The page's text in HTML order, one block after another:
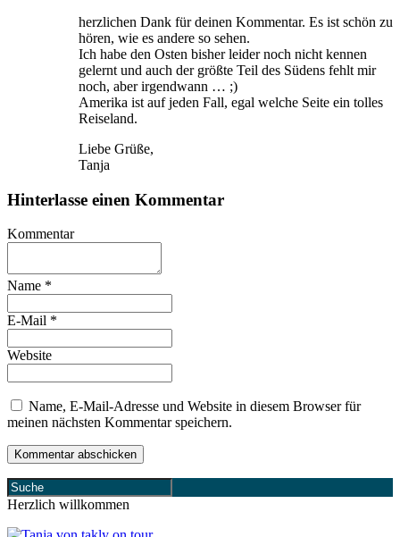
herzlichen Dank für deinen Kommentar. Es ist schön zu
hören, wie es andere so sehen.
Ich habe den Osten bisher leider noch nicht kennen
gelernt und auch der größte Teil des Südens fehlt mir
noch, aber irgendwann … ;)
Amerika ist auf jeden Fall, egal welche Seite ein tolles
Reiseland.
Liebe Grüße,
Tanja
Hinterlasse einen Kommentar
Kommentar
Name *
E-Mail *
Website
Name, E-Mail-Adresse und Website in diesem Browser für
meinen nächsten Kommentar speichern.
Herzlich willkommen